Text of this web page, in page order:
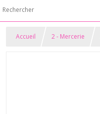
Accueil 2 - Mercerie